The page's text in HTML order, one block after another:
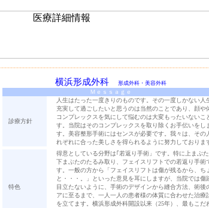
横浜形成外科 形成外科・美容外科
Ｍｅｓｓａｇｅ
診療方針
人生はたった一度きりのものです。その一度しかない人
充実して過ごしたいと思うのは当然のことであり、顔や
コンプレックスを気にして悩むのは大変もったいないこ
す。当院はそのコンプレックスを取り除くお手伝いをし
す。美容整形手術にはセンスが必要です。我々は、その
れぞれに合った美しさを得られるように努力しておりま
特色
得意としている分野は｢若返り手術」です。特に上まぶた
下まぶたのたるみ取り、フェイスリフトでの若返り手術
す。一般の方から「フェイスリフトは傷が残るから、ち
と・・・。」といった意見を耳にしますが、当院では傷
目立たないように、手術のデザインから縫合方法、術後
アに至るまで、一人一人の患者様の体質に合わせた治療
を立てます。横浜形成外科開設以来（25年）、最もこだ